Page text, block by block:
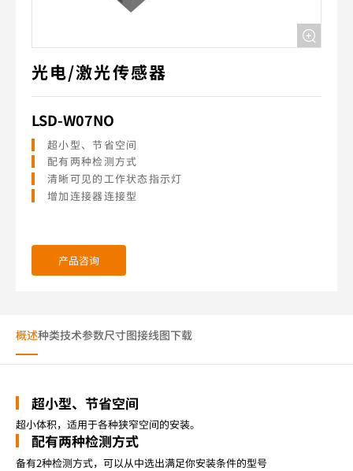
光电/激光传感器
LSD-W07NO
超小型、节省空间
配有两种检测方式
清晰可见的工作状态指示灯
增加连接器连接型
产品咨询
概述种类技术参数尺寸图接线图下载
超小型、节省空间
超小体积，适用于各种狭窄空间的安装。
配有两种检测方式
备有2种检测方式，可以从中选出满足你安装条件的型号